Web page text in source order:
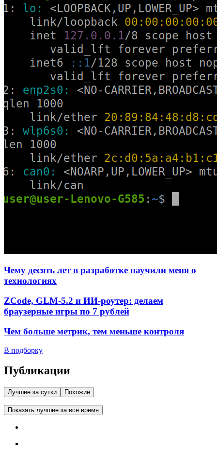
Чему десять лет в разработке научили меня о
технологиях
ZCode, GLM-5.2 и ИИ-роутер: делаем
браузерные игры по 7 рублей
Чем больше метрик, тем меньше контроля
В подборку
Публикации
Лучшие за сутки Похожие
Показать лучшие за всё время